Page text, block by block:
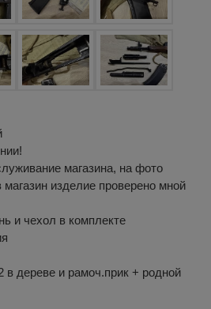
магазина, на фото
изделие проверено мной
и чехол в комплекте
в дереве и рамоч.прик + родной